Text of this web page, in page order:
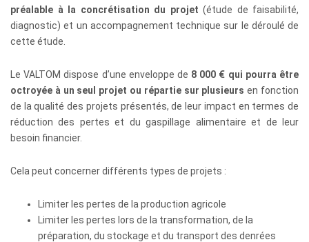
préalable à la concrétisation du projet (étude de faisabilité,
diagnostic) et un accompagnement technique sur le déroulé de
cette étude.
Le VALTOM dispose d’une enveloppe de 8 000 € qui pourra être
octroyée à un seul projet ou répartie sur plusieursen fonction
de la qualité des projets présentés, de leur impact en termes de
réduction des pertes et du gaspillage alimentaire et de leur
besoin financier.
Cela peut concerner différents types de projets :
Limiter les pertes de la production agricole
Limiter les pertes lors de la transformation, de la
préparation, du stockage et du transport des denrées